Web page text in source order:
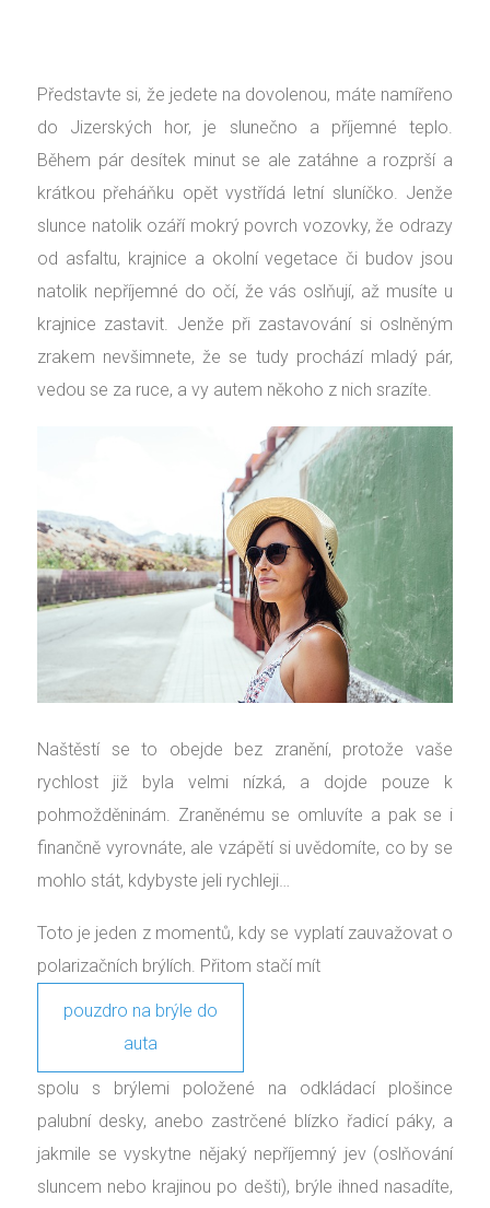
Představte si, že jedete na dovolenou, máte namířeno
do Jizerských hor, je slunečno a příjemné teplo.
Během pár desítek minut se ale zatáhne a rozprší a
krátkou přeháňku opět vystřídá letní sluníčko. Jenže
slunce natolik ozáří mokrý povrch vozovky, že odrazy
od asfaltu, krajnice a okolní vegetace či budov jsou
natolik nepříjemné do očí, že vás oslňují, až musíte u
krajnice zastavit. Jenže při zastavování si oslněným
zrakem nevšimnete, že se tudy prochází mladý pár,
vedou se za ruce, a vy autem někoho z nich srazíte.
Naštěstí se to obejde bez zranění, protože vaše
rychlost již byla velmi nízká, a dojde pouze k
pohmožděninám. Zraněnému se omluvíte a pak se i
finančně vyrovnáte, ale vzápětí si uvědomíte, co by se
mohlo stát, kdybyste jeli rychleji…
Toto je jeden z momentů, kdy se vyplatí zauvažovat o
polarizačních brýlích. Přitom stačí mít
pouzdro na brýle do
auta
spolu s brýlemi položené na odkládací plošince
palubní desky, anebo zastrčené blízko řadicí páky, a
jakmile se vyskytne nějaký nepříjemný jev (oslňování
sluncem nebo krajinou po dešti), brýle ihned nasadíte,